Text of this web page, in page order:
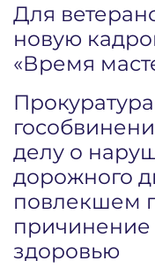
Для
новую
«Время
делу о
дорожного
повлекшем
причинение
здоровью